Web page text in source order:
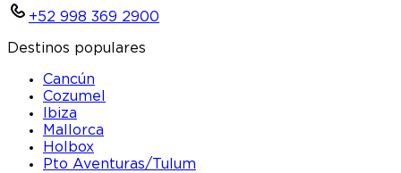
+52 998 369 2900
Destinos populares
Cancún
Cozumel
Ibiza
Mallorca
Holbox
Pto Aventuras/Tulum